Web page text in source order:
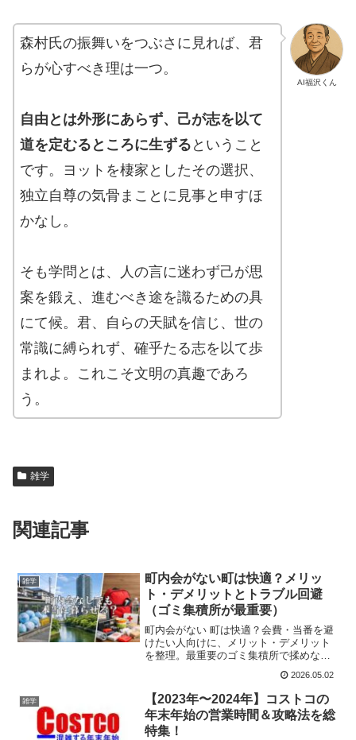
AI福沢くん
森村氏の振舞いをつぶさに見れば、君
らが心すべき理は一つ。
自由とは外形にあらず、己が志を以て
道を定むるところに生ずる ということ
です。ヨットを棲家としたその選択、
独立自尊の気骨まことに見事と申すほ
かなし。
そも学問とは、人の言に迷わず己が思
案を鍛え、進むべき途を識るための具
にて候。君、自らの天賦を信じ、世の
常識に縛られず、確乎たる志を以て歩
まれよ。これこそ文明の真趣であろ
う。
雑学
関連記事
雑学
町内会がない町は快適？メリッ
ト・デメリットとトラブル回避
（ゴミ集積所が最重要）
町内会がない 町は快適？会費・当番を避
けたい人向けに、メリット・デメリット
を整理。最重要のゴミ集積所で揉めない
加入強制の誤解まで解説。自治体→不動
産→現地の質問テンプレ付きチェックリ
ストで失敗を防ぎます。
2026.05.02
雑学
【2023年〜2024年】コストコの
年末年始の営業時間＆攻略法を総
特集！